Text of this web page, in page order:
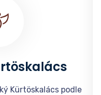
Kürtöskalács podle